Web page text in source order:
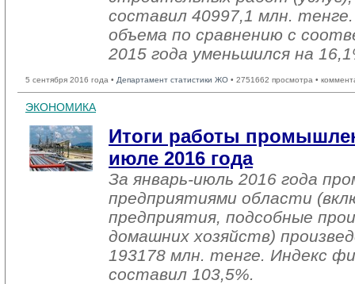
составил 40997,1 млн.
объема по сравнению с
2015 года уменьшился на
5 сентября 2016 года • Департамент статистики ЖО • 2751662 просмотра •
ЭКОНОМИКА
Итоги работы
июле 2016 года
За январь-июль 2016 года
предприятиями области
предприятия, подсобные
домашних хозяйств)
193178 млн. тенге. Индекс
составил 103,5%.